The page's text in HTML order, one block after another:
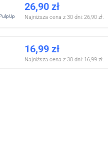
26,90 zł
Najniższa cena z 30 dni: 26,90 zł.
16,99 zł
Najniższa cena z 30 dni: 16,99 zł.